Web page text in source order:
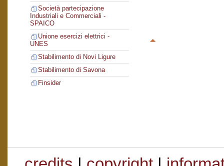
Società partecipazione
Industriali e Commerciali -
SPAICO
Unione esercizi elettrici -
UNES
Stabilimento di Novi Ligure
Stabilimento di Savona
Finsider